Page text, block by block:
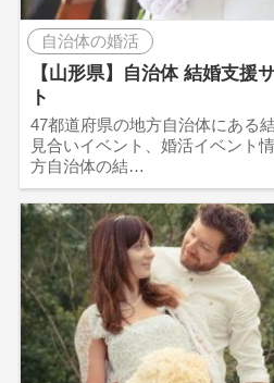
自治体の婚活
【山形県】自治体 結婚支援
ト
47都道府県の地方自治体にある
見合いイベント、婚活イベント
方自治体の結…